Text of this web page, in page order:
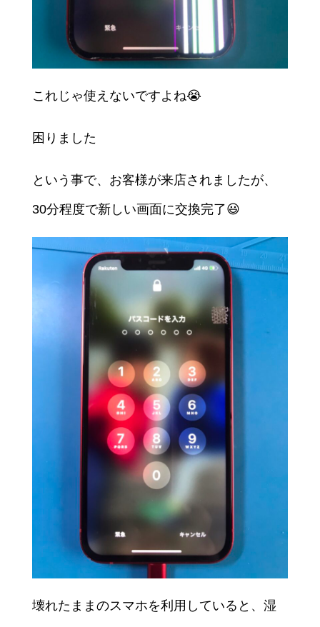
これじゃ使えないですよね😭
困りました
という事で、お客様が来店されましたが、
30分程度で新しい画面に交換完了😃
壊れたままのスマホを利用していると、湿